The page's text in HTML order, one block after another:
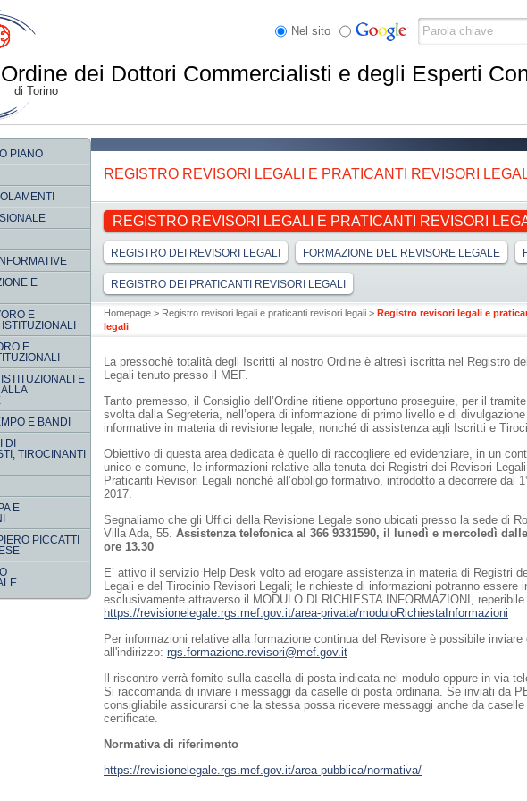
Ordine dei Dottori Commercialisti e degli Esperti
di Torino
Nel sito
PIANO
E
E
E
E
E BANDI
DI
TIROCINANTI
E
PICCATTI
REGISTRO REVISORI LEGALI E PRATICANTI REVISORI
REGISTRO REVISORI LEGALI E PRATICANTI REVISORI
REGISTRO DEI REVISORI LEGALI FORMAZIONE DEL REVISORE LEGALE
REGISTRO DEI PRATICANTI REVISORI LEGALI
Homepage > Registro revisori legali e praticanti revisori legali > Registro revisori legali e
legali
La pressochè totalità degli Iscritti al nostro Ordine è altresì iscritta nel Registro
Legali tenuto presso il MEF.
Tanto premesso, il Consiglio dell’Ordine ritiene opportuno proseguire, per il
svolta dalla Segreteria, nell’opera di informazione di primo livello e di
informative in materia di revisione legale, nonché di assistenza agli Iscritti e
Obiettivo di questa area dedicata è quello di raccogliere ed evidenziare, in un
unico e comune, le informazioni relative alla tenuta dei Registri dei Revisori
Praticanti Revisori Legali nonché all’obbligo formativo, introdotto a decorrere dal
2017.
Segnaliamo che gli Uffici della Revisione Legale sono ubicati presso la sede di
Villa Ada, 55. Assistenza telefonica al 366 9331590, il lunedì e mercoledì
ore 13.30
E’ attivo il servizio Help Desk volto ad erogare assistenza in materia di Registri
Legali e del Tirocinio Revisori Legali; le richieste di informazioni potranno essere
esclusivamente attraverso il MODULO DI RICHIESTA INFORMAZIONI,
https://revisionelegale.rgs.mef.gov.it/area-privata/moduloRichiestaInformazioni
Per informazioni relative alla formazione continua del Revisore è possibile inviare
all'indirizzo: rgs.formazione.revisori@mef.gov.it
Il riscontro verrà fornito sulla casella di posta indicata nel modulo oppure in via
Si raccomanda di inviare i messaggi da caselle di posta ordinaria. Se inviati da
consigliabile assicurarsi che la stessa possa ricevere messaggi anche da
certificate.
Normativa di riferimento
https://revisionelegale.rgs.mef.gov.it/area-pubblica/normativa/